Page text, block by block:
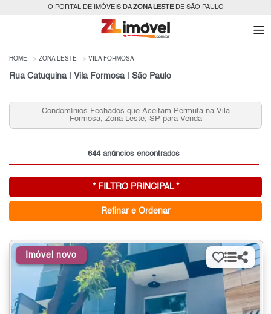
O PORTAL DE IMÓVEIS DAZONA LESTEDE SÃO PAULO
HOME ZONA LESTE VILA FORMOSA
Rua Catuquina | Vila Formosa | São Paulo
Casas 3 Quartos na Vila Formosa para Venda, Zona
Leste, SP
644 anúncios encontrados
* FILTRO PRINCIPAL *
Refinar e Ordenar
Imóvel novo